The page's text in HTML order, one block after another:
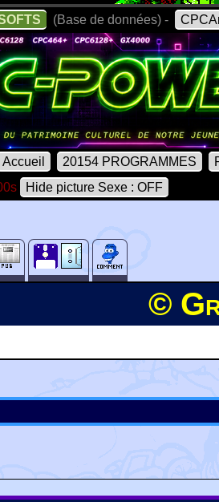
(Base de données) -
Accueil 20154 PROGRAMMES
Hide picture Sexe : OFF
©